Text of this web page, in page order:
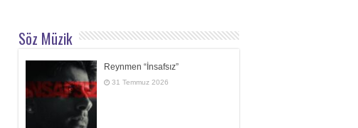
Söz Müzik
Reynmen “İnsafsız”
31 Temmuz 2026